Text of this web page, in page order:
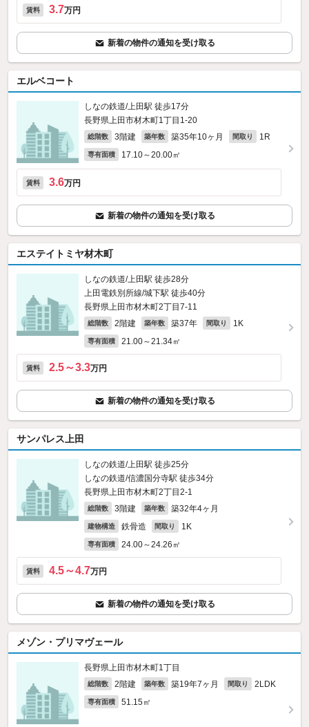
賃料 3.7万円
新着の物件の通知を受け取る
エルベコート
しなの鉄道/上田駅 徒歩17分
長野県上田市材木町1丁目1-20
総階数 3階建 築年数 築35年10ヶ月 間取り 1R
専有面積 17.10～20.00㎡
賃料 3.6万円
新着の物件の通知を受け取る
エステイトミヤ材木町
しなの鉄道/上田駅 徒歩28分
上田電鉄別所線/城下駅 徒歩40分
長野県上田市材木町2丁目7-11
総階数 2階建 築年数 築37年 間取り 1K
専有面積 21.00～21.34㎡
賃料 2.5～3.3万円
新着の物件の通知を受け取る
サンパレス上田
しなの鉄道/上田駅 徒歩25分
しなの鉄道/信濃国分寺駅 徒歩34分
長野県上田市材木町2丁目2-1
総階数 3階建 築年数 築32年4ヶ月
建物構造 鉄骨造 間取り 1K
専有面積 24.00～24.26㎡
賃料 4.5～4.7万円
新着の物件の通知を受け取る
メゾン・プリマヴェール
長野県上田市材木町1丁目
総階数 2階建 築年数 築19年7ヶ月 間取り 2LDK
専有面積 51.15㎡